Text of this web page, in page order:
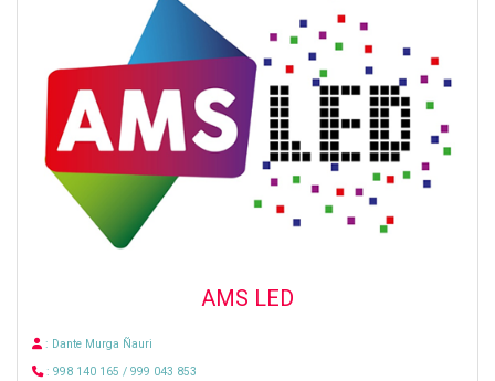
AMS LED
: Dante Murga Ñauri
: 998 140 165 / 999 043 853